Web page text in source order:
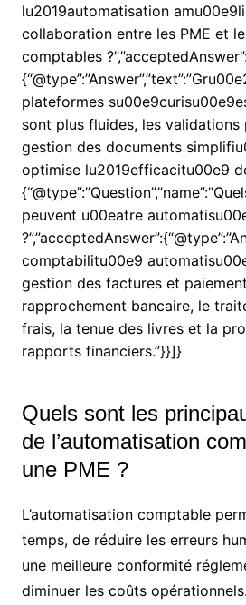
lu2019automatisation
collaboration entre les PME et
comptables
plateformes
sont plus fluides, les validations
gestion des documents
optimise lu2019efficacitu00e9
peuvent u00eatre
comptabilitu00e9
gestion des factures et
rapprochement bancaire, le
frais, la tenue des livres et la
rapports financiers.”}}]}
Quels sont les
de l’automatisation
une PME ?
L’automatisation comptable
temps, de réduire les erreurs
une meilleure conformité
diminuer les coûts